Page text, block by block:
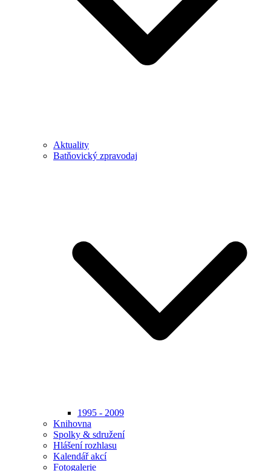
Aktuality
Batňovický zpravodaj
1995 - 2009
Knihovna
Spolky & sdružení
Hlášení rozhlasu
Kalendář akcí
Fotogalerie